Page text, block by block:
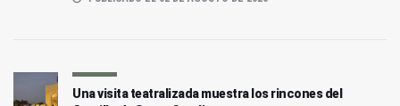
Una visita teatralizada muestra los rincones del